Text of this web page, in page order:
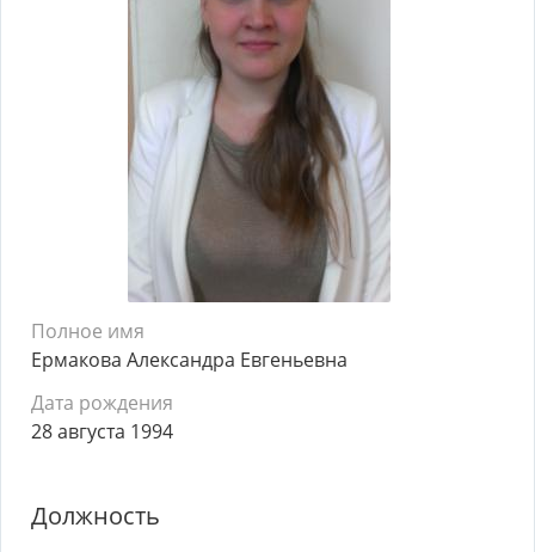
Полное имя
Ермакова Александра Евгеньевна
Дата рождения
28 августа 1994
Должность